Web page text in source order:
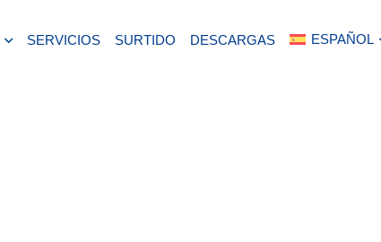
SERVICIOS SURTIDO DESCARGAS ESPAÑOL